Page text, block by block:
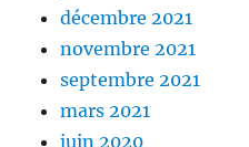
décembre 2021
novembre 2021
septembre 2021
mars 2021
juin 2020